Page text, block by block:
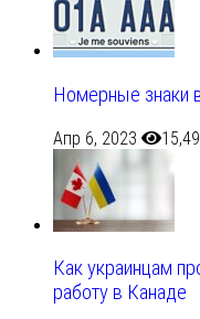
Номерные знаки
Апр 6, 2023
Как украинцам
работу в Канаде